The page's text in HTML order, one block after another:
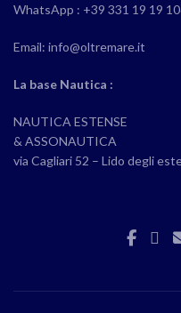
WhatsApp : +39 331 19 19
Email: info@oltremare.it
La base Nautica :
NAUTICA ESTENSE
& ASSONAUTICA
via Cagliari 52 – Lido degli